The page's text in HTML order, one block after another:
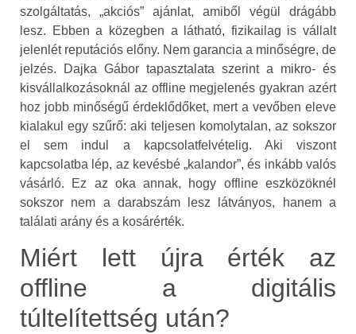
szolgáltatás, „akciós” ajánlat, amiből végül drágább
lesz. Ebben a közegben a látható, fizikailag is vállalt
jelenlét reputációs előny. Nem garancia a minőségre, de
jelzés. Dajka Gábor tapasztalata szerint a mikro- és
kisvállalkozásoknál az offline megjelenés gyakran azért
hoz jobb minőségű érdeklődőket, mert a vevőben eleve
kialakul egy szűrő: aki teljesen komolytalan, az sokszor
el sem indul a kapcsolatfelvételig. Aki viszont
kapcsolatba lép, az kevésbé „kalandor”, és inkább valós
vásárló. Ez az oka annak, hogy offline eszközöknél
sokszor nem a darabszám lesz látványos, hanem a
találati arány és a kosárérték.
Miért lett újra érték az
offline a digitális
túltelítettség után?